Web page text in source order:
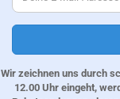
Wir zeichnen uns durch
12.00 Uhr eingeht,